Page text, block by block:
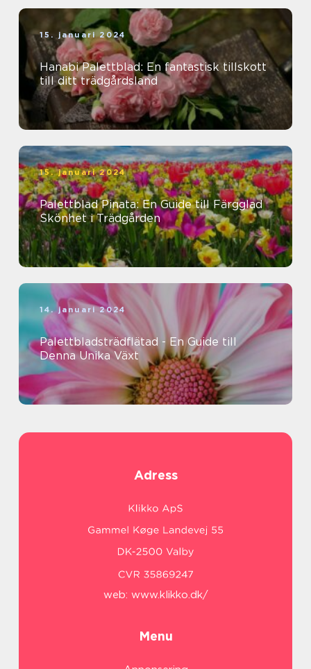
15. januari 2024
Hanabi Palettblad: En fantastisk tillskott
till ditt trädgårdsland
15. januari 2024
Palettblad Pinata: En Guide till Färgglad
Skönhet i Trädgården
14. januari 2024
Palettbladsträdflätad - En Guide till
Denna Unika Växt
Adress
web: www.klikko.dk/
Menu